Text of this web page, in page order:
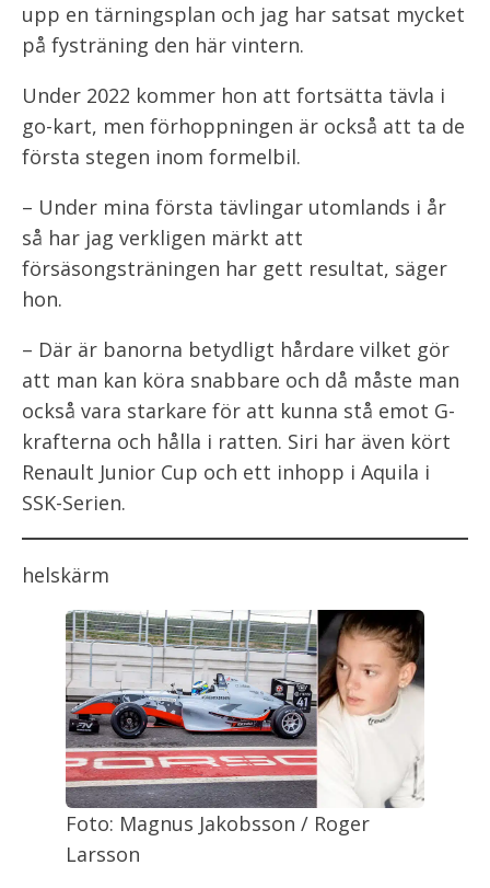
upp en tärningsplan och jag har satsat mycket
på fysträning den här vintern.
Under 2022 kommer hon att fortsätta tävla i
go-kart, men förhoppningen är också att ta de
första stegen inom formelbil.
– Under mina första tävlingar utomlands i år
så har jag verkligen märkt att
försäsongsträningen har gett resultat, säger
hon.
– Där är banorna betydligt hårdare vilket gör
att man kan köra snabbare och då måste man
också vara starkare för att kunna stå emot G-
krafterna och hålla i ratten. Siri har även kört
Renault Junior Cup och ett inhopp i Aquila i
SSK-Serien.
helskärm
Foto: Magnus Jakobsson / Roger
Larsson